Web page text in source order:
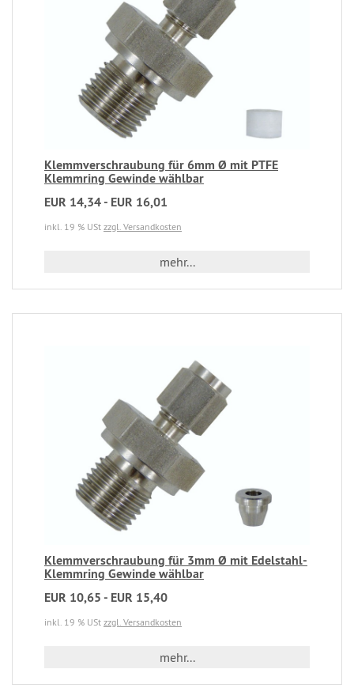
Klemmverschraubung für 6mm Ø mit PTFE
Klemmring Gewinde wählbar
EUR 14,34 - EUR 16,01
inkl. 19 % USt zzgl. Versandkosten
mehr...
Klemmverschraubung für 3mm Ø mit Edelstahl-
Klemmring Gewinde wählbar
EUR 10,65 - EUR 15,40
inkl. 19 % USt zzgl. Versandkosten
mehr...